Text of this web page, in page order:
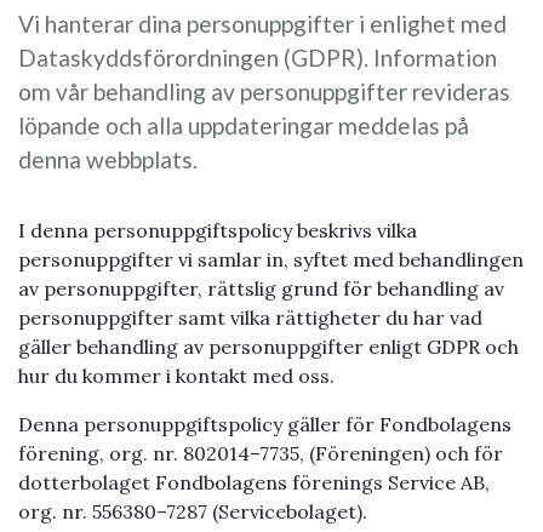
Vi hanterar dina personuppgifter i enlighet med
Dataskyddsförordningen (GDPR). Information
om vår behandling av personuppgifter revideras
löpande och alla uppdateringar meddelas på
denna webbplats.
I denna personuppgiftspolicy beskrivs vilka
personuppgifter vi samlar in, syftet med behandlingen
av personuppgifter, rättslig grund för behandling av
personuppgifter samt vilka rättigheter du har vad
gäller behandling av personuppgifter enligt GDPR och
hur du kommer i kontakt med oss.
Denna personuppgiftspolicy gäller för Fondbolagens
förening, org. nr. 802014–7735, (Föreningen) och för
dotterbolaget Fondbolagens förenings Service AB,
org. nr. 556380–7287 (Servicebolaget).